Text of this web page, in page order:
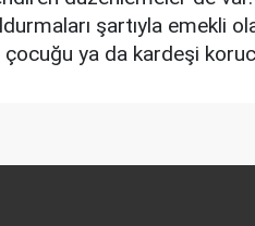
şartıyla emekli
çocuğu ya da kardeşi